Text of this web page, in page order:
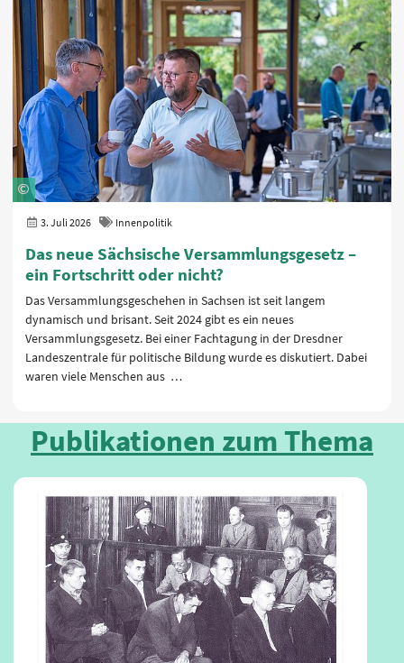
3. Juli 2026 Innenpolitik
Das neue Sächsische Versammlungsgesetz –
ein Fortschritt oder nicht?
Das Versammlungsgeschehen in Sachsen ist seit langem
dynamisch und brisant. Seit 2024 gibt es ein neues
Versammlungsgesetz. Bei einer Fachtagung in der Dresdner
Landeszentrale für politische Bildung wurde es diskutiert. Dabei
waren viele Menschen aus …
Publikationen zum Thema